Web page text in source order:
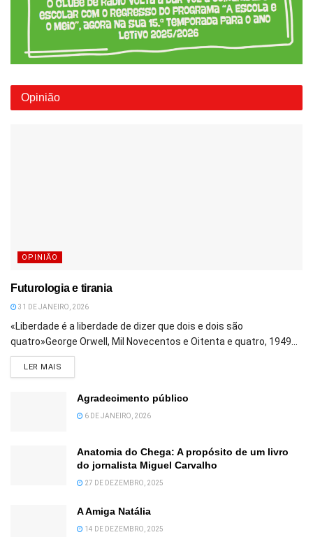
Opinião
OPINIÃO
Futurologia e tirania
31 DE JANEIRO, 2026
«Liberdade é a liberdade de dizer que dois e dois são
quatro»George Orwell, Mil Novecentos e Oitenta e quatro, 1949...
LER MAIS
Agradecimento público
6 DE JANEIRO, 2026
Anatomia do Chega: A propósito de um livro
do jornalista Miguel Carvalho
27 DE DEZEMBRO, 2025
A Amiga Natália
14 DE DEZEMBRO, 2025